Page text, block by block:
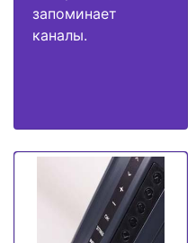
запоминает
каналы.